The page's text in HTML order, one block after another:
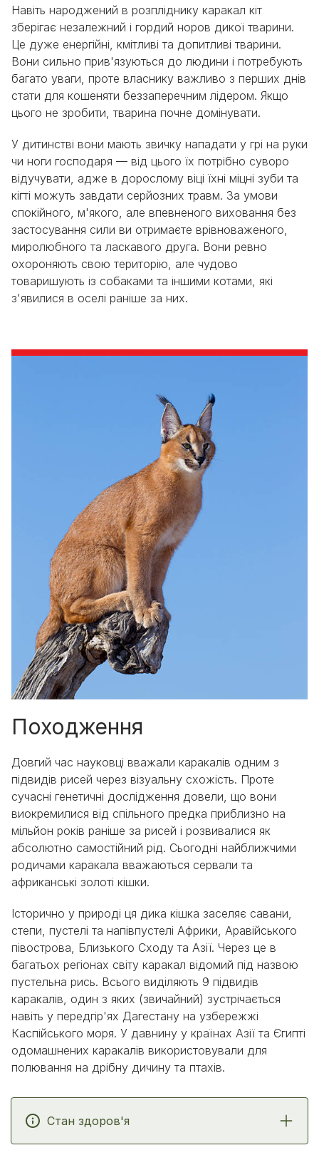
Навіть народжений в розпліднику каракал кіт
зберігає незалежний і гордий норов дикої тварини.
Це дуже енергійні, кмітливі та допитливі тварини.
Вони сильно прив'язуються до людини і потребують
багато уваги, проте власнику важливо з перших днів
стати для кошеняти беззаперечним лідером. Якщо
цього не зробити, тварина почне домінувати.
У дитинстві вони мають звичку нападати у грі на руки
чи ноги господаря — від цього їх потрібно суворо
відучувати, адже в дорослому віці їхні міцні зуби та
кігті можуть завдати серйозних травм. За умови
спокійного, м'якого, але впевненого виховання без
застосування сили ви отримаєте врівноваженого,
миролюбного та ласкавого друга. Вони ревно
охороняють свою територію, але чудово
товаришують із собаками та іншими котами, які
з'явилися в оселі раніше за них.
Походження
Довгий час науковці вважали каракалів одним з
підвидів рисей через візуальну схожість. Проте
сучасні генетичні дослідження довели, що вони
виокремилися від спільного предка приблизно на
мільйон років раніше за рисей і розвивалися як
абсолютно самостійний рід. Сьогодні найближчими
родичами каракала вважаються сервали та
африканські золоті кішки.
Історично у природі ця дика кішка заселяє савани,
степи, пустелі та напівпустелі Африки, Аравійського
півострова, Близького Сходу та Азії. Через це в
багатьох регіонах світу каракал відомий під назвою
пустельна рись. Всього виділяють 9 підвидів
каракалів, один з яких (звичайний) зустрічається
навіть у передгір'ях Дагестану на узбережжі
Каспійського моря. У давнину у країнах Азії та Єгипті
одомашнених каракалів використовували для
полювання на дрібну дичину та птахів.
Стан здоров'я